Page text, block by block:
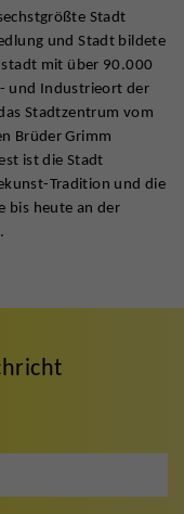
Stadt
und Stadt bildete
mit über 90.000
und Industrieort der
Stadtzentrum vom
Brüder Grimm
ist die Stadt
Tradition und die
bis heute an der